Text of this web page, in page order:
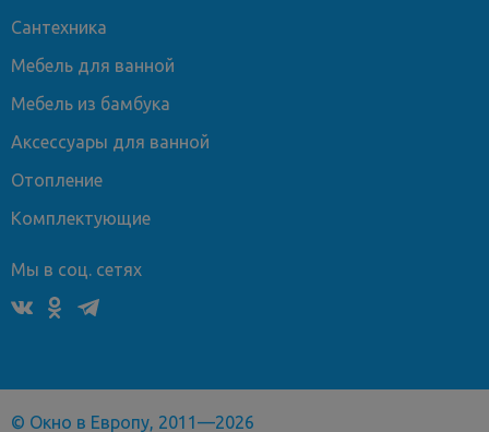
Сантехника
Мебель для ванной
Мебель из бамбука
Аксессуары для ванной
Отопление
Комплектующие
Мы в соц. сетях
© Окно в Европу, 2011—2026